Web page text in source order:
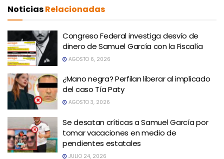
NoticiasRelacionadas
Congreso Federal investiga desvío de
dinero de Samuel García con la Fiscalía
AGOSTO 6, 2026
¿Mano negra? Perfilan liberar al implicado
del caso Tía Paty
AGOSTO 3, 2026
Se desatan críticas a Samuel García por
tomar vacaciones en medio de
pendientes estatales
JULIO 24, 2026